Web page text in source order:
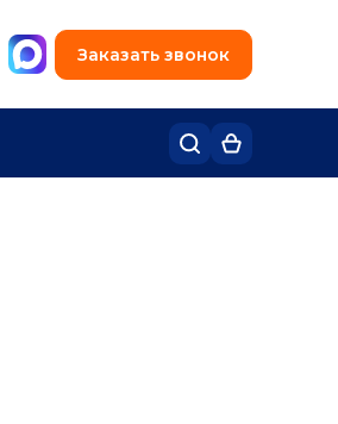
+7 (495) 780-48-49
Заказать звонок